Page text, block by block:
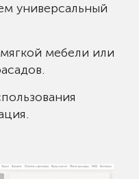
универсальный
мебели или